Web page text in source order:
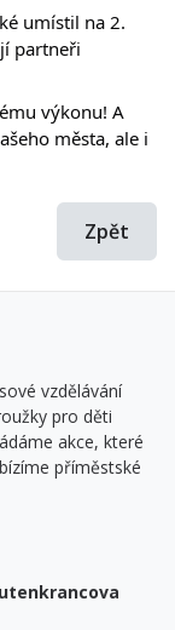
umístil na 2.
partneři
výkonu! A
města, ale i
Zpět
vzdělávání
pro děti
akce, které
příměstské